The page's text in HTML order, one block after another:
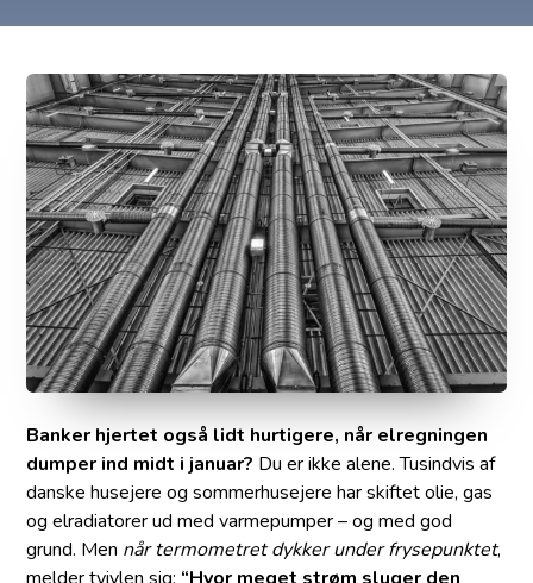
Banker hjertet også lidt hurtigere, når elregningen
dumper ind midt i januar? Du er ikke alene. Tusindvis af
danske husejere og sommerhusejere har skiftet olie, gas
og elradiatorer ud med varmepumper – og med god
grund. Men når termometret dykker under frysepunktet,